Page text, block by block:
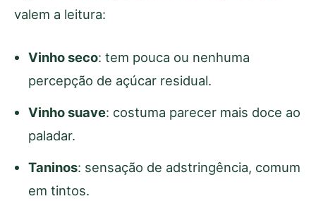
valem a leitura:
Vinho seco: tem pouca ou nenhuma
percepção de açúcar residual.
Vinho suave: costuma parecer mais doce ao
paladar.
Taninos: sensação de adstringência, comum
em tintos.